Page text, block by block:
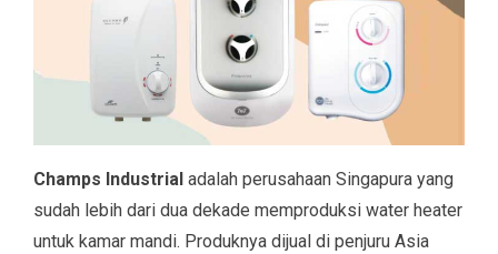
Champs Industrial adalah perusahaan Singapura yang
sudah lebih dari dua dekade memproduksi water heater
untuk kamar mandi. Produknya dijual di penjuru Asia